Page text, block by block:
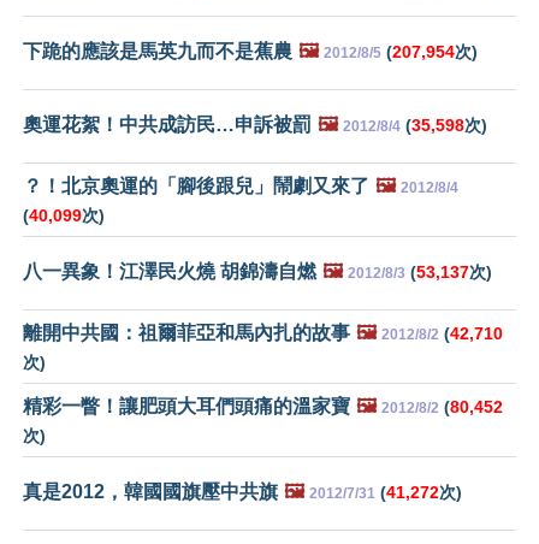
下跪的應該是馬英九而不是蕉農 🖼️ 2012/8/5 (207,954次)
奧運花絮！中共成訪民…申訴被罰 🖼️ 2012/8/4 (35,598次)
？！北京奧運的「腳後跟兒」鬧劇又來了 🖼️ 2012/8/4
(40,099次)
八一異象！江澤民火燒 胡錦濤自燃 🖼️ 2012/8/3 (53,137次)
離開中共國：祖爾菲亞和馬內扎的故事 🖼️ 2012/8/2 (42,710
次)
精彩一瞥！讓肥頭大耳們頭痛的溫家寶 🖼️ 2012/8/2 (80,452
次)
真是2012，韓國國旗壓中共旗 🖼️ 2012/7/31 (41,272次)